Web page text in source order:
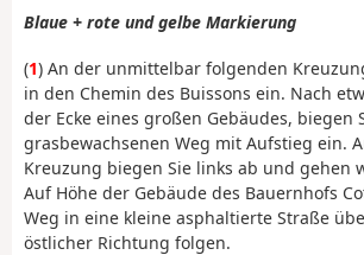
Blaue + rote und gelbe Markierung
(1) An der unmittelbar folgenden
in den Chemin des Buissons ein. Nach
der Ecke eines großen Gebäudes, biegen
grasbewachsenen Weg mit Aufstieg ein.
Kreuzung biegen Sie links ab und gehen
Auf Höhe der Gebäude des Bauernhofs
Weg in eine kleine asphaltierte Straße
östlicher Richtung folgen.